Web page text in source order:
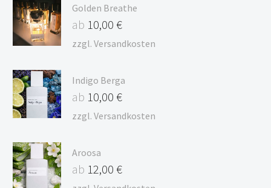
Golden Breathe
ab 10,00 €
zzgl. Versandkosten
Indigo Berga
ab 10,00 €
zzgl. Versandkosten
Aroosa
ab 12,00 €